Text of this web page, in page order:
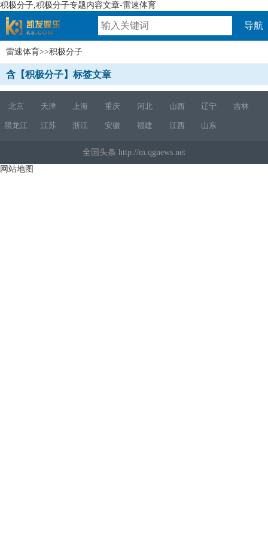
积极分子,积极分子专题内容文章-雷速体育
速体育
导航
雷速体育>>积极分子
含【积极分子】标签文章
北京 天津 上海 重庆 河北 山西 辽宁 吉林
黑龙江 江苏 浙江 安徽 福建 江西 山东
全国头条 http://m.qgnews.net
网站地图